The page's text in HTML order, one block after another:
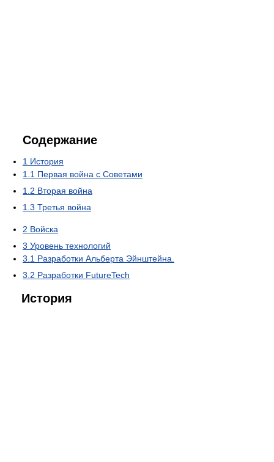
Содержание
1 История
1.1 Первая война с Советами
1.2 Вторая война
1.3 Третья война
2 Войска
3 Уровень технологий
3.1 Разработки Альберта Эйнштейна.
3.2 Разработки FutureTech
История